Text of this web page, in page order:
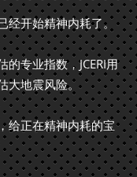
经开始精神内耗了。
专业指数，JCERI用
大地震风险。
给正在精神内耗的宝